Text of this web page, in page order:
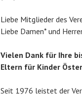
Liebe Mitglieder des
Liebe Damen* und
Vielen Dank für Ihre
Eltern für Kinder
Seit 1976 leistet der